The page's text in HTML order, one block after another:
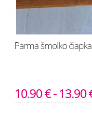
Parma šmolko
10.90 € - 13.90